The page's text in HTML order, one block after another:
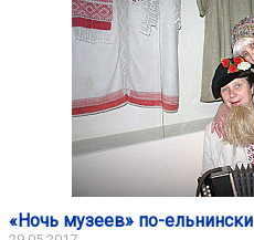
«Ночь музеев» по-ельнински